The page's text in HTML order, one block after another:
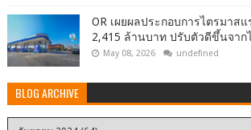
OR เผยผลประกอบการไตรมาส
2,415 ล้านบาท ปรับตัวดีขึ้นจาก
May 08, 2026 undefined
BLOG ARCHIVE